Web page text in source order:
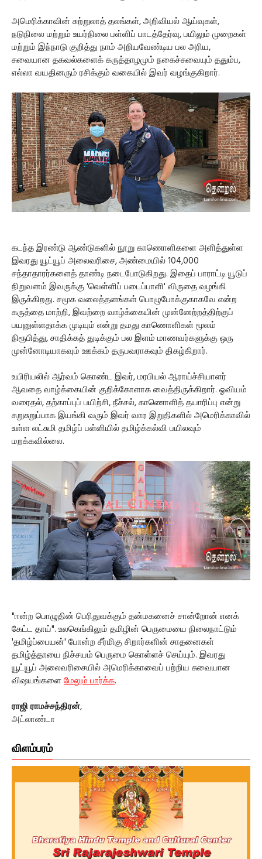
அமெரிக்காவின் சுற்றுலாத் தலங்கள், அறிவியல் ஆய்வுகள்,
நடுநிலை மற்றும் உயர்நிலை பள்ளிப் பாடத்தேர்வு, பயிலும் முறைகள்
மற்றும் இந்நாடு குறித்து நாம் அறியவேண்டிய பல அரிய,
சுவையான தகவல்களைக் கருத்தாழமும் நகைச்சுவையும் ததும்ப,
எல்லா வயதினரும் ரசிக்கும் வகையில் இவர் வழங்குகிறார்.
கடந்த இரண்டு ஆண்டுகளில் நூறு காணொளிகளை அளித்துள்ள
இவரது யூட்யூப் அலைவரிசை, அண்மையில் 104,000
சந்தாதாரர்களைத் தாண்டி நடைபோடுகிறது. இதைப் பாராட்டி யூடுப்
நிறுவனம் இவருக்கு 'வெள்ளிப் படைப்பாளி' விருதை வழங்கி
இருக்கிறது. சமூக வலைத்தளங்கள் பொழுபோக்குகாகவே என்ற
கருத்தை மாற்றி, இவற்றை வாழ்க்கையின் முன்னேற்றத்திற்குப்
பயனுள்ளதாக்க முடியும் என்று தமது காணொளிகள் மூலம்
நிரூபித்து, சாதிக்கத் துடிக்கும் பல இளம் மாணவர்களுக்கு ஒரு
முன்னோடியாகவும் ஊக்கம் தருபவராகவும் திகழ்கிறார்.
உயிரியலில் ஆர்வம் கொண்ட இவர், மரபியல் ஆராய்ச்சியாளர்
ஆவதை வாழ்க்கையின் குறிக்கோளாக வைத்திருக்கிறார். ஓவியம்
வரைதல், தற்காப்புப் பயிற்சி, நீச்சல், காணொளித் தயாரிப்பு என்று
சுறுசுறுப்பாக இயங்கி வரும் இவர் வார இறுதிகளில் அமெரிக்காவில்
உள்ள லட்சுமி தமிழ்ப் பள்ளியில் தமிழ்க்கல்வி பயிலவும்
மறக்கவில்லை.
"ஈன்ற பொழுதின் பெரிதுவக்கும் தன்மகனைச் சான்றோன் எனக்
கேட்ட தாய்". உலகெங்கிலும் தமிழின் பெருமையை நிலைநாட்டும்
'தமிழ்ப்பையன்' போன்ற சீர்மிகு சிறார்களின் சாதனைகள்
தமிழ்த்தாயை நிச்சயம் பெருமை கொள்ளச் செய்யும். இவரது
யூட்யூப் அலைவரிசையில் அமெரிக்காவைப் பற்றிய சுவையான
விஷயங்களைமேலும் பார்க்க.
ராஜி ராமச்சந்திரன்,
அட்லாண்டா
விளம்பரம்